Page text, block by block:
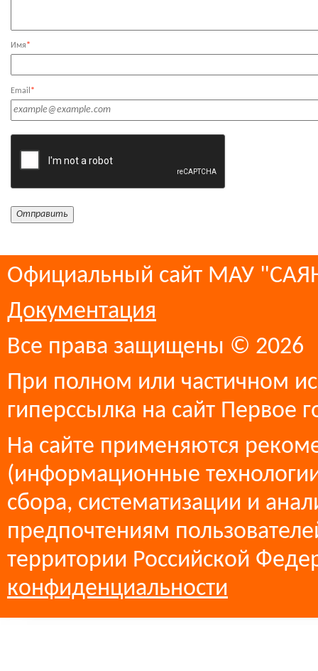
Имя*
Email *
Официальный сайт МАУ
Документация
Все права защищены © 2026
При полном или частичном
гиперссылка на сайт Первое
На сайте применяются
(информационные
сбора, систематизации и
предпочтениям
территории Российской
конфиденциальности